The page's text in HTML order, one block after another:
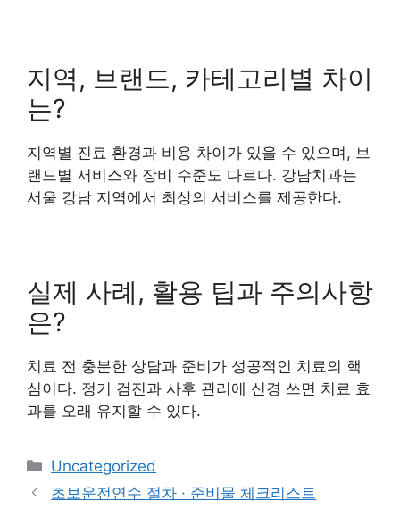
지역, 브랜드, 카테고리별 차이
는?
지역별 진료 환경과 비용 차이가 있을 수 있으며, 브
랜드별 서비스와 장비 수준도 다르다. 강남치과는
서울 강남 지역에서 최상의 서비스를 제공한다.
실제 사례, 활용 팁과 주의사항
은?
치료 전 충분한 상담과 준비가 성공적인 치료의 핵
심이다. 정기 검진과 사후 관리에 신경 쓰면 치료 효
과를 오래 유지할 수 있다.
Categories
Uncategorized
초보운전연수 절차 · 준비물 체크리스트